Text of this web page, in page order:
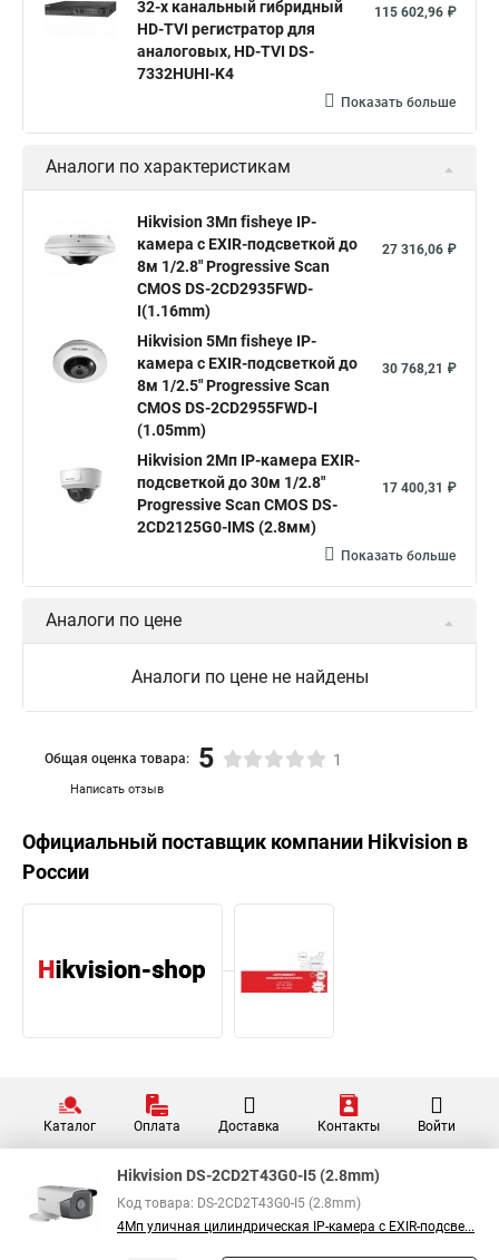
hikvision ds 2cd2042wd i Видеокамера hikvision
Видеокамеры hikvision ds
Камера Hikvision ds 2ce16d8t
Видеокамера hikvision hiwatch
Камера Hikvision ds 2cd2442fwd
Уличная камера Hikvision ip camera
Hikvision поворотная камера Hikvision купольная
Нikvision микрофон Hikvision поворотная
Hikvision порты
32-х канальный гибридный
HD-TVI регистратор для
аналоговых, HD-TVI DS-
7332HUHI-K4
115 602,96 ₽
Показать больше
Аналоги по характеристикам
Hikvision 3Мп fisheye IP-
камера c EXIR-подсветкой до
8м 1/2.8" Progressive Scan
CMOS DS-2CD2935FWD-
I(1.16mm)
27 316,06 ₽
Hikvision 5Мп fisheye IP-
камера c EXIR-подсветкой до
8м 1/2.5" Progressive Scan
CMOS DS-2CD2955FWD-I
(1.05mm)
30 768,21 ₽
Hikvision 2Мп IP-камера EXIR-
подсветкой до 30м 1/2.8"
Progressive Scan CMOS DS-
2CD2125G0-IMS (2.8мм)
17 400,31 ₽
Показать больше
Аналоги по цене
Аналоги по цене не найдены
Написать отзыв
Общая оценка товара: 5 1
Официальный поставщик компании Hikvision в
России
Каталог Оплата Доставка Контакты Войти
Hikvision DS-2CD2T43G0-I5 (2.8mm)
Код товара: DS-2CD2T43G0-I5 (2.8mm)
4Мп уличная цилиндрическая IP-камера с EXIR-подсве...